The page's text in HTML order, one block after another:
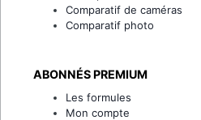
Comparatif de caméras
Comparatif photo
ABONNÉS PREMIUM
Les formules
Mon compte